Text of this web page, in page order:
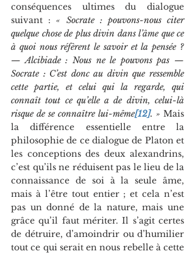
conséquences ultimes du dialogue
suivant : « Socrate : pouvons-nous citer
quelque chose de plus divin dans l’âme que ce
à quoi nous réfèrent le savoir et la pensée ?
— Alcibiade : Nous ne le pouvons pas —
Socrate : C’est donc au divin que ressemble
cette partie, et celui qui la regarde, qui
connaît tout ce qu’elle a de divin, celui-là
risque de se connaître lui-même[12]. » Mais
la différence essentielle entre la
philosophie de ce dialogue de Platon et
les conceptions des deux alexandrins,
c’est qu’ils ne réduisent pas le lieu de la
connaissance de soi à la seule âme,
mais à l’être tout entier ; et cela n’est
pas un donné de la nature, mais une
grâce qu’il faut mériter. Il s’agit certes
de détruire, d’amoindrir ou d’humilier
tout ce qui serait en nous rebelle à cette